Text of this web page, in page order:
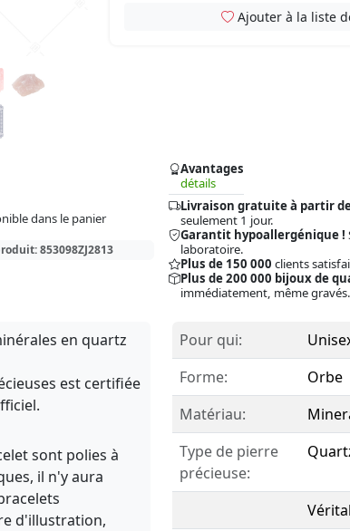
dans le panier
853098ZJ2813
Avantages
détails
Livraison gratuite à partir
seulement 1 jour.
Garantit hypoallergénique !
laboratoire.
Plus de 150 000 clients
Plus de 200 000 bijoux de
immédiatement, même gravés.
Ajouter à la liste
en quartz
est certifiée
sont polies à
il n'y aura
d'illustration,
Pour qui:
Forme:
Orbe
Matériau:
Type de pierre
précieuse: